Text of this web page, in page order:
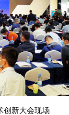
创新大会现场